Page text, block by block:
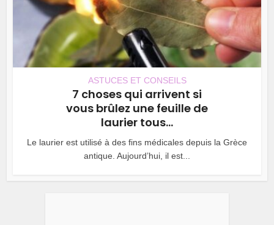
ASTUCES ET CONSEILS
7 choses qui arrivent si
vous brûlez une feuille de
laurier tous...
Le laurier est utilisé à des fins médicales depuis la Grèce
antique. Aujourd’hui, il est...